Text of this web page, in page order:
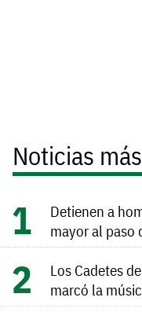
Noticias
Detienen a
mayor al paso
Los Cadetes
marcó la